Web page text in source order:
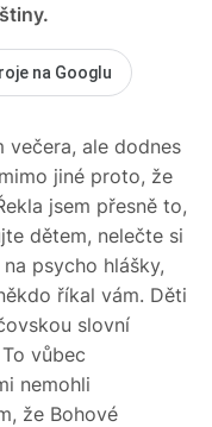
na Googlu
večera, ale dodnes
jiné proto, že
jsem přesně to,
dětem, nelečte si
psycho hlášky,
říkal vám. Děti
slovní
vůbec
nemohli
že Bohové